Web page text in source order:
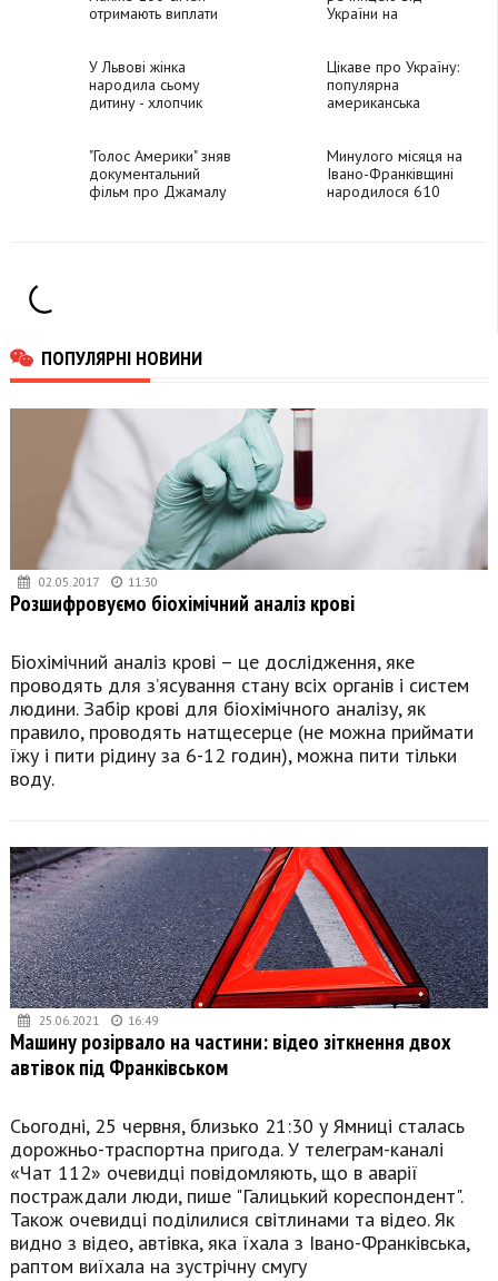
отримають виплати
України на
У Львові жінка
народила сьому
дитину - хлопчик
Цікаве про Україну:
популярна
американська
походження
"Голос Америки" зняв
документальний
фільм про Джамалу
Минулого місяця на
Івано-Франківщині
народилося 610
ПОПУЛЯРНІ НОВИНИ
02.05.2017 11:30
Розшифровуємо біохімічний аналіз крові
Біохімічний аналіз крові – це дослідження, яке
проводять для з’ясування стану всіх органів і систем
людини. Забір крові для біохімічного аналізу, як
правило, проводять натщесерце (не можна приймати
їжу і пити рідину за 6-12 годин), можна пити тільки
воду.
25.06.2021 16:49
Машину розірвало на частини: відео зіткнення двох
автівок під Франківськом
Сьогодні, 25 червня, близько 21:30 у Ямниці сталась
дорожньо-траспортна пригода. У телеграм-каналі
«Чат 112» очевидці повідомляють, що в аварії
постраждали люди, пише "Галицький кореспондент".
Також очевидці поділилися світлинами та відео. Як
видно з відео, автівка, яка їхала з Івано-Франківська,
раптом виїхала на зустрічну смугу